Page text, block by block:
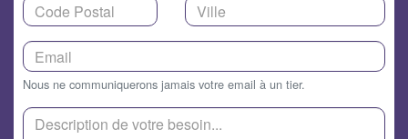
Nous ne communiquerons jamais votre email à un tier.